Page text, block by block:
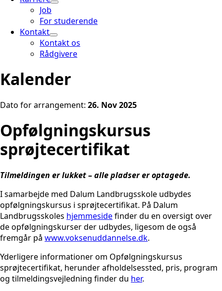
Job
For studerende
Kontakt
Kontakt os
Rådgivere
Kalender
Dato for arrangement: 26. Nov 2025
Opfølgningskursus
sprøjtecertifikat
Tilmeldingen er lukket – alle pladser er optagede.
I samarbejde med Dalum Landbrugsskole udbydes
opfølgningskursus i sprøjtecertifikat. På Dalum
Landbrugsskoles hjemmesidefinder du en oversigt over
de opfølgningskurser der udbydes, ligesom de også
fremgår på www.voksenuddannelse.dk.
Yderligere informationer om Opfølgningskursus
sprøjtecertifikat, herunder afholdelsessted, pris, program
og tilmeldingsvejledning finder du her.